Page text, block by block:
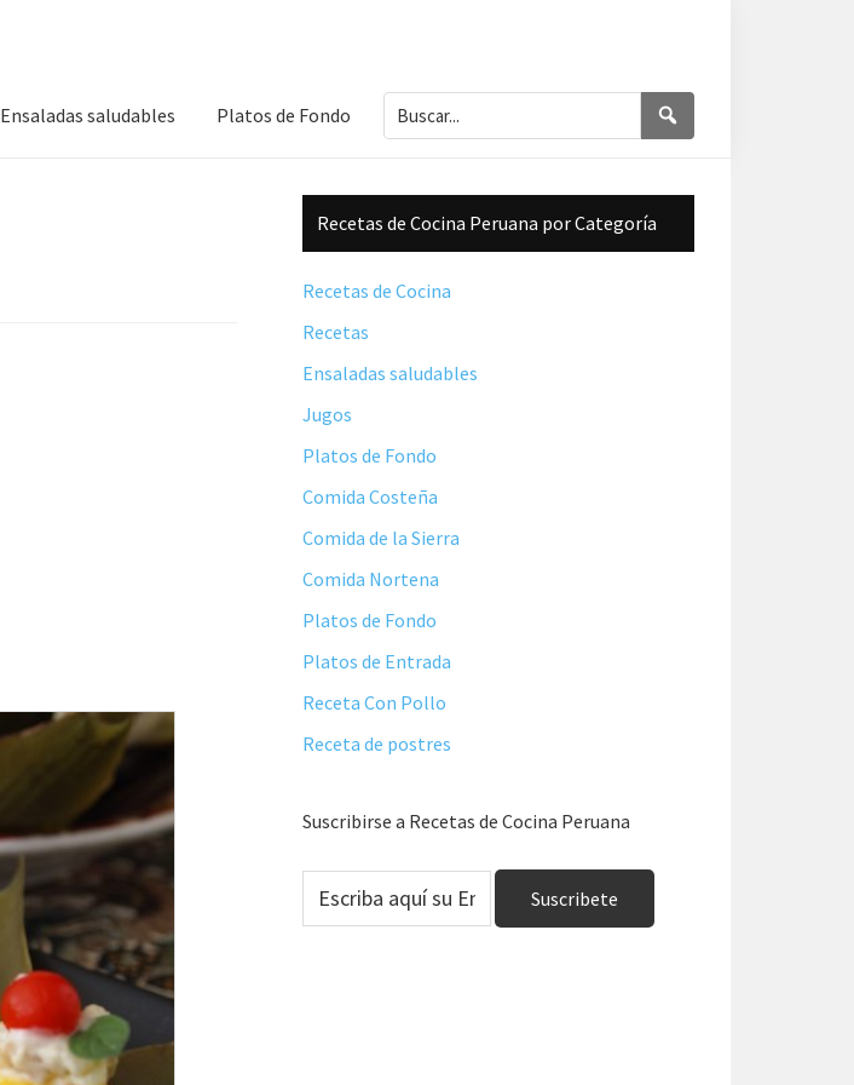
Ensaladas saludables Platos de Fondo Buscar...
Barra
lateral
principal
Recetas de Cocina Peruana por Categoría
Recetas de Cocina
Recetas
Ensaladas saludables
Jugos
Platos de Fondo
Comida Costeña
Comida de la Sierra
Comida Nortena
Platos de Fondo
Platos de Entrada
Receta Con Pollo
Receta de postres
Suscribirse a Recetas de Cocina Peruana